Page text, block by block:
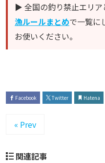
▶ 全国の釣り禁止エリア
漁ルールまとめで一覧に
お使いください。
Facebook Twitter Hatena
« Prev
関連記事